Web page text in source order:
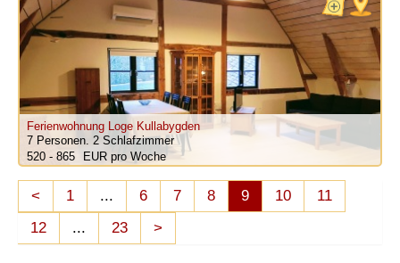
Ferienwohnung Loge Kullabygden
7 Personen. 2 Schlafzimmer
520 - 865
pro Woche
< 1 ... 6 7 8 9 10
11
12
... 23 >